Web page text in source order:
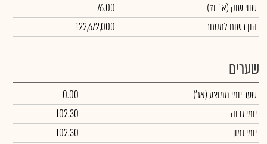
שווי שוק (א` ₪)
76.00
הון רשום למסחר
122,672,000
שערים
שער יומי ממוצע(אג')
0.00
יומי גבוה
102.30
יומי נמוך
102.30